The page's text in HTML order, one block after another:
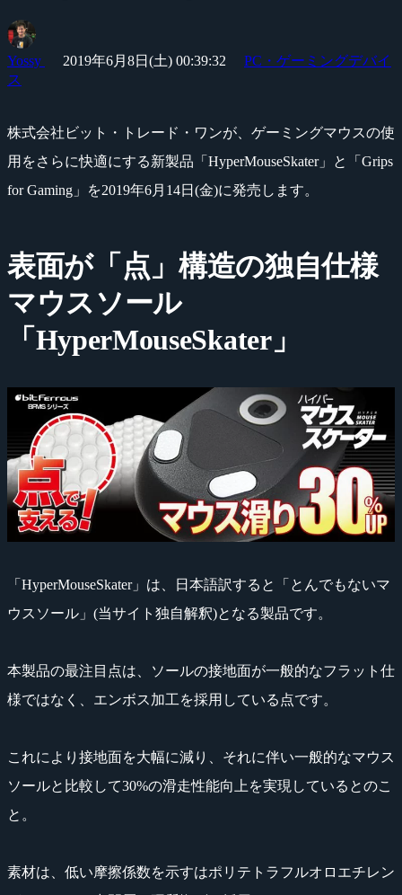
Yossy 2019年6月8日(土) 00:39:32
PC・ゲーミングデバイ
ス
株式会社ビット・トレード・ワンが、ゲーミングマウスの使
用をさらに快適にする新製品「HyperMouseSkater」と「Grips
for Gaming」を2019年6月14日(金)に発売します。
表面が「点」構造の独自仕様
マウスソール
「HyperMouseSkater」
「HyperMouseSkater」は、日本語訳すると「とんでもないマ
ウスソール」(当サイト独自解釈)となる製品です。
本製品の最注目点は、ソールの接地面が一般的なフラット仕
様ではなく、エンボス加工を採用している点です。
これにより接地面を大幅に減り、それに伴い一般的なマウス
ソールと比較して30%の滑走性能向上を実現しているとのこ
と。
素材は、低い摩擦係数を示すはポリテトラフルオロエチレン